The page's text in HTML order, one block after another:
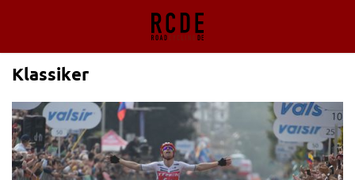
Klassiker